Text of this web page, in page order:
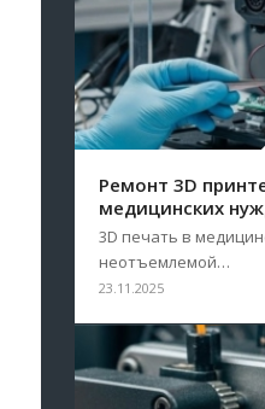
Ремонт 3D
медицинских
3D печать в
неотъемлемой…
23.11.2025